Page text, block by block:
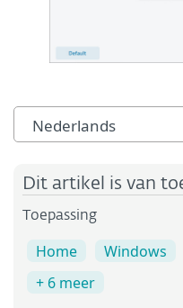
Nederlands
Dit artikel is van
Toepassing
Home Windows
+ 6 meer